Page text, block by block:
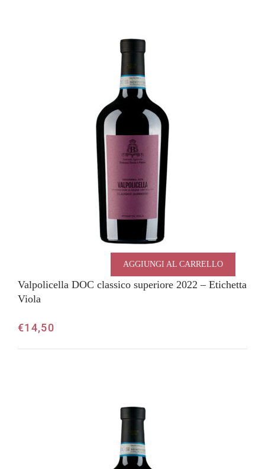
Valpolicella DOC classico superiore 2022 – Etichetta
Viola
€14,50
AGGIUNGI AL CARRELLO